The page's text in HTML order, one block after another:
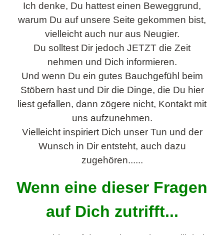
Ich denke, Du hattest einen Beweggrund,
warum Du auf unsere Seite gekommen bist,
vielleicht auch nur aus Neugier.
Du solltest Dir jedoch JETZT die Zeit
nehmen und Dich informieren.
Und wenn Du ein gutes Bauchgefühl beim
Stöbern hast und Dir die Dinge, die Du hier
liest gefallen, dann zögere nicht, Kontakt mit
uns aufzunehmen.
Vielleicht inspiriert Dich unser Tun und der
Wunsch in Dir entsteht, auch dazu
zugehören......
Wenn eine dieser Fragen
auf Dich zutrifft...